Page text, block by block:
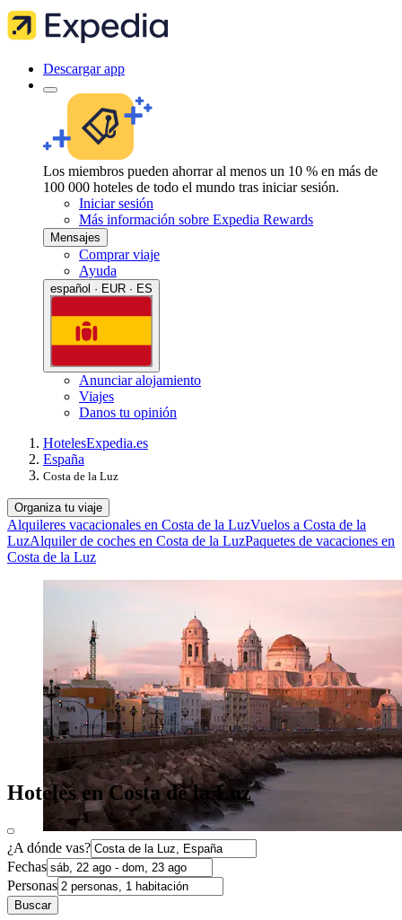
Descargar app
Los miembros pueden ahorrar al menos un 10 % en más de
100 000 hoteles de todo el mundo tras iniciar sesión.
Iniciar sesión
Más información sobre Expedia Rewards
Mensajes
Comprar viaje
Ayuda
español · EUR · ES
Anunciar alojamiento
Viajes
Danos tu opinión
HotelesExpedia.es
España
Costa de la Luz
Organiza tu viaje
Alquileres vacacionales en Costa de la LuzVuelos a Costa de la
LuzAlquiler de coches en Costa de la LuzPaquetes de vacaciones en
Costa de la Luz
Hoteles en Costa de la Luz
¿A dónde vas?
Fechas
Personas
Buscar